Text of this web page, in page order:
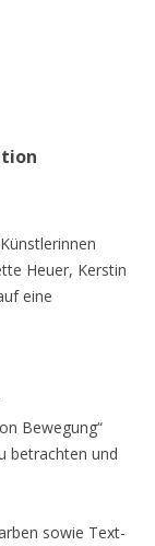
Heuer, Kerstin
eine
Bewegung“
betrachten und
sowie Text-